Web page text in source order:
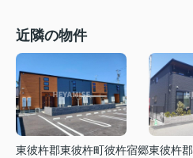
近隣の物件
東彼杵郡東彼杵町彼杵宿郷東彼杵